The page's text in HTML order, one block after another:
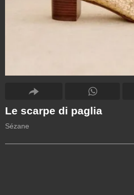
Le scarpe di paglia
Sézane